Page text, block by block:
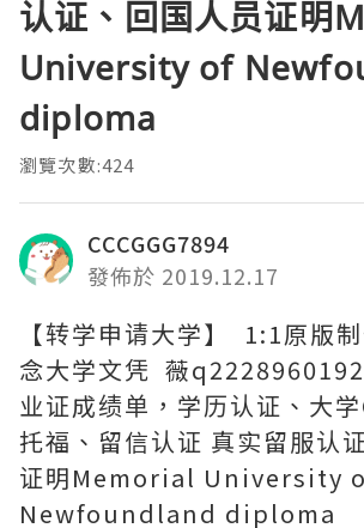
认证、回国人员证明
University of
diploma
瀏覽次數:424
CCCGGG7894
發佈於 2019.12.17
【转学申请大学】 1:1原版
念大学文凭 薇
业证成绩单，学历认证、大
托福、留信认证 真实留服认
证明Memorial University
Newfoundland diploma